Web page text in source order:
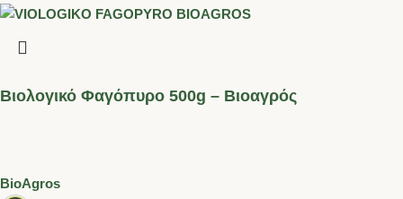
Βιολογικό Φαγόπυρο 500g – Βιοαγρός
BioAgros